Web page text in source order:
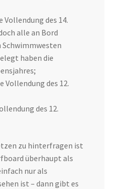
Vollendung des 14.
alle an Bord
haben die
Vollendung des 12.
des 12.
zu hinterfragen ist
überhaupt als
nur als
ist – dann gibt es